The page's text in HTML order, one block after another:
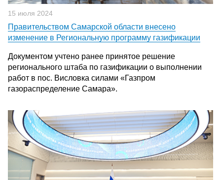
15 июля 2024
Правительством Самарской области внесено
изменение в Региональную программу газификации
Документом учтено ранее принятое решение
регионального штаба по газификации о выполнении
работ в пос. Висловка силами «Газпром
газораспределение Самара».